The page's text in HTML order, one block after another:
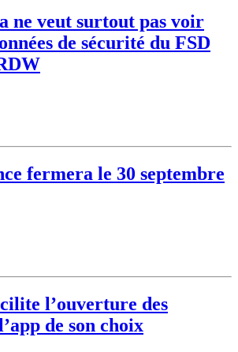
ne veut surtout pas voir
de sécurité du FSD
fermera le 30 septembre
l’ouverture des
de son choix